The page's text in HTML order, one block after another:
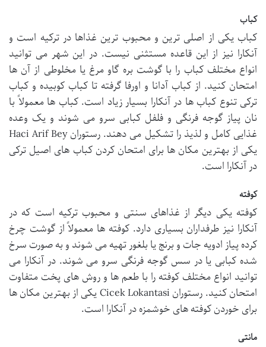
کباب
کباب یکی از اصلی ترین و محبوب ترین غذاها در ترکیه است و
آنکارا نیز از این قاعده مستثنی نیست. در این شهر می توانید
انواع مختلف کباب را با گوشت بره گاو مرغ یا مخلوطی از آن ها
امتحان کنید. از کباب آدانا و اورفا گرفته تا کباب کوبیده و کباب
ترکی تنوع کباب ها در آنکارا بسیار زیاد است. کباب ها معمولاً با
نان پیاز گوجه فرنگی و فلفل کبابی سرو می شوند و یک وعده
غذایی کامل و لذیذ را تشکیل می دهند. رستوران Haci Arif Bey
یکی از بهترین مکان ها برای امتحان کردن کباب های اصیل ترکی
در آنکارا است.
کوفته
کوفته یکی دیگر از غذاهای سنتی و محبوب ترکیه است که در
آنکارا نیز طرفداران بسیاری دارد. کوفته ها معمولاً از گوشت چرخ
کرده پیاز ادویه جات و برنج یا بلغور تهیه می شوند و به صورت سرخ
شده کبابی یا در سس گوجه فرنگی سرو می شوند. در آنکارا می
توانید انواع مختلف کوفته را با طعم ها و روش های پخت متفاوت
امتحان کنید. رستوران Cicek Lokantasi یکی از بهترین مکان ها
برای خوردن کوفته های خوشمزه در آنکارا است.
مانتی